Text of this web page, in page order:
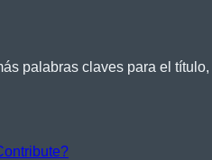
palabras claves para el título,